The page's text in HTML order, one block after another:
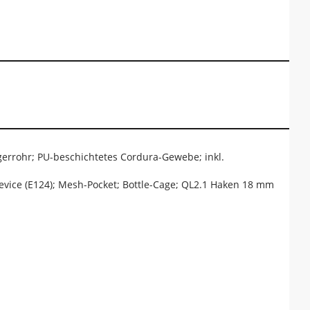
PU-beschichtetes Cordura-Gewebe; inkl.
(E124); Mesh-Pocket; Bottle-Cage; QL2.1 Haken 18 mm